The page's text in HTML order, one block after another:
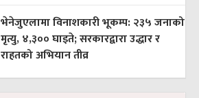
भेनेजुएलामा विनाशकारी भूकम्प: २३५ जनाको
मृत्यु, ४,३०० घाइते; सरकारद्वारा उद्धार र
राहतको अभियान तीव्र